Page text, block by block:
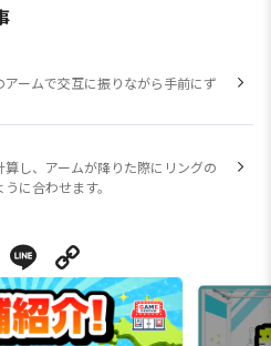
ームで交互に振りながら手前にず
し、アームが降りた際にリングの
に合わせます。
X Line